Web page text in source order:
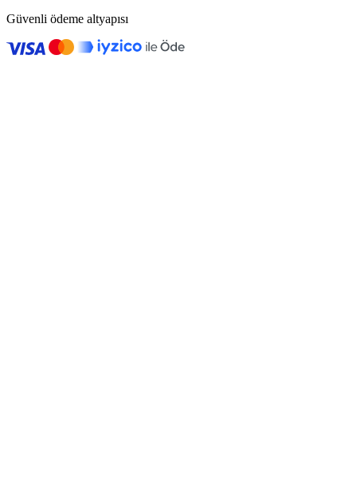
Güvenli ödeme altyapısı